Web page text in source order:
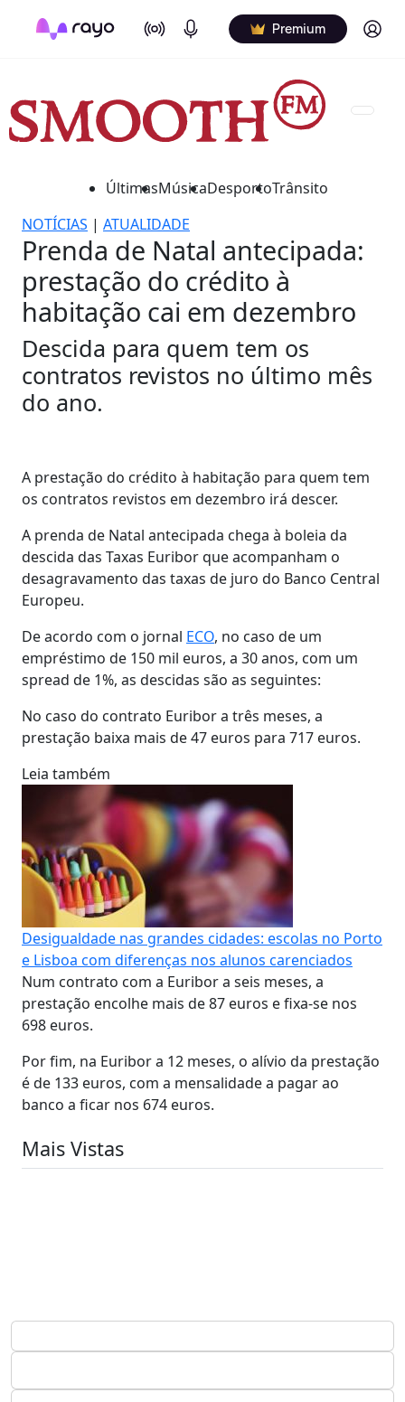
On Air Podcasts Premium Log in
ÚltimasMúsicaDesportoTrânsito
NOTÍCIAS | ATUALIDADE
Prenda de Natal antecipada:
prestação do crédito à
habitação cai em dezembro
Descida para quem tem os
contratos revistos no último mês
do ano.
A prestação do crédito à habitação para quem tem
os contratos revistos em dezembro irá descer.
A prenda de Natal antecipada chega à boleia da
descida das Taxas Euribor que acompanham o
desagravamento das taxas de juro do Banco Central
Europeu.
De acordo com o jornal ECO, no caso de um
empréstimo de 150 mil euros, a 30 anos, com um
spread de 1%, as descidas são as seguintes:
No caso do contrato Euribor a três meses, a
prestação baixa mais de 47 euros para 717 euros.
Leia também
Desigualdade nas grandes cidades: escolas no Porto
e Lisboa com diferenças nos alunos carenciados
Num contrato com a Euribor a seis meses, a
prestação encolhe mais de 87 euros e fixa-se nos
698 euros.
Por fim, na Euribor a 12 meses, o alívio da prestação
é de 133 euros, com a mensalidade a pagar ao
banco a ficar nos 674 euros.
Mais Vistas